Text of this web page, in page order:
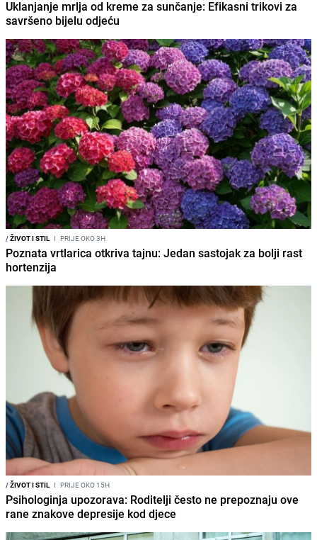
Uklanjanje mrlja od kreme za sunčanje: Efikasni trikovi za
savršeno bijelu odjeću
/ŽIVOT I STIL I PRIJE OKO 3H
Poznata vrtlarica otkriva tajnu: Jedan sastojak za bolji rast
hortenzija
/ŽIVOT I STIL I PRIJE OKO 15H
Psihologinja upozorava: Roditelji često ne prepoznaju ove
rane znakove depresije kod djece